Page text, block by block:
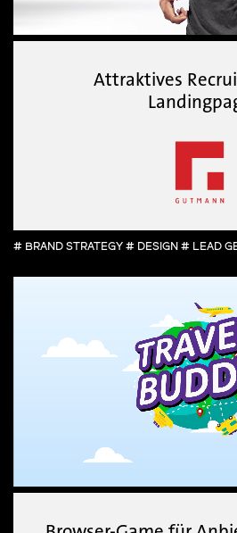
Attraktives
# BRAND STRATEGY # DESIGN # LEAD